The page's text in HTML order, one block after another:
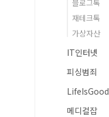
블로그톡
재테크톡
가상자산
IT인터넷
피싱범죄
LifeIsGood
메디컬잡